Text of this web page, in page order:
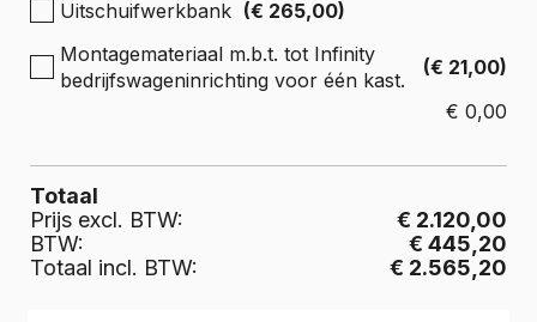
Uitschuifwerkbank (€ 265,00)
Montagemateriaal m.b.t. tot Infinity
bedrijfswageninrichting voor één kast.
(€ 21,00)
€ 0,00
Totaal
Prijs excl. BTW:
€ 2.120,00
BTW:
€ 445,20
Totaal incl. BTW:
€ 2.565,20